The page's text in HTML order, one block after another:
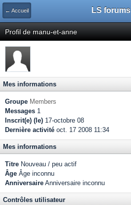
← Accueil LS forums
Profil de manu-et-anne
Mes informations
Groupe Members
Messages 1
Inscrit(e) (le) 17-octobre 08
Dernière activité oct. 17 2008 11:34
Mes informations
Titre Nouveau / peu actif
Âge Âge inconnu
Anniversaire Anniversaire inconnu
Contrôles utilisateur